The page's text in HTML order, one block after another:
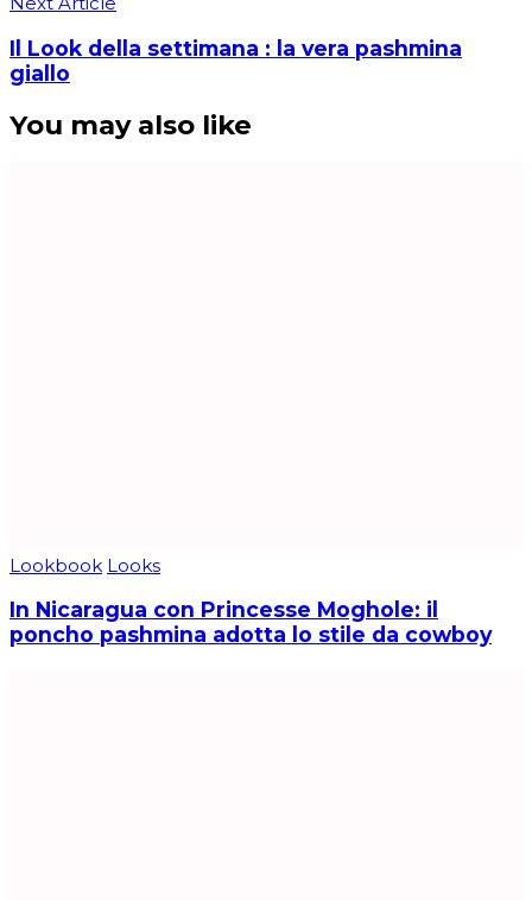
Il Look della settimana : la vera pashmina
giallo
You may also like
Lookbook Looks
In Nicaragua con Princesse Moghole: il
poncho pashmina adotta lo stile da cowboy